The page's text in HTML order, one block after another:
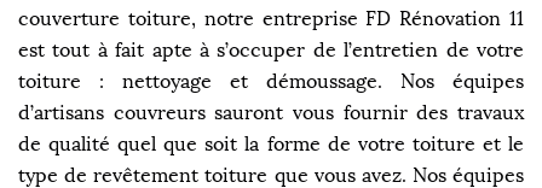
couverture toiture, notre entreprise FD Rénovation 11
est tout à fait apte à s’occuper de l’entretien de votre
toiture : nettoyage et démoussage. Nos équipes
d’artisans couvreurs sauront vous fournir des travaux
de qualité quel que soit la forme de votre toiture et le
type de revêtement toiture que vous avez. Nos équipes